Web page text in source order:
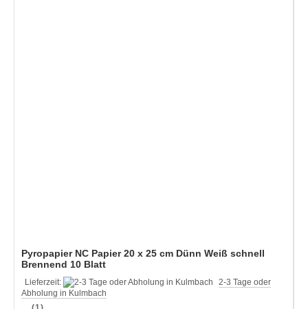
Pyropapier NC Papier 20 x 25 cm Dünn Weiß schnell
Brennend 10 Blatt
Lieferzeit:
2-3 Tage oder
Abholung in Kulmbach